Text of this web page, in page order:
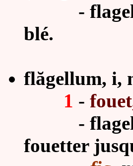
-
blé.
flăgellum, i,
1 -
-
fouetter